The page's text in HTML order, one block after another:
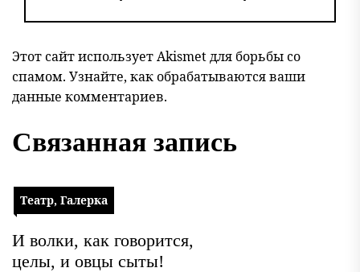
Этот сайт использует Akismet для борьбы со
спамом. Узнайте, как обрабатываются ваши
данные комментариев.
Связанная запись
Театр, Галерка
И волки, как говорится,
целы, и овцы сыты!